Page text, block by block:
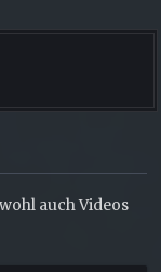
auch Videos